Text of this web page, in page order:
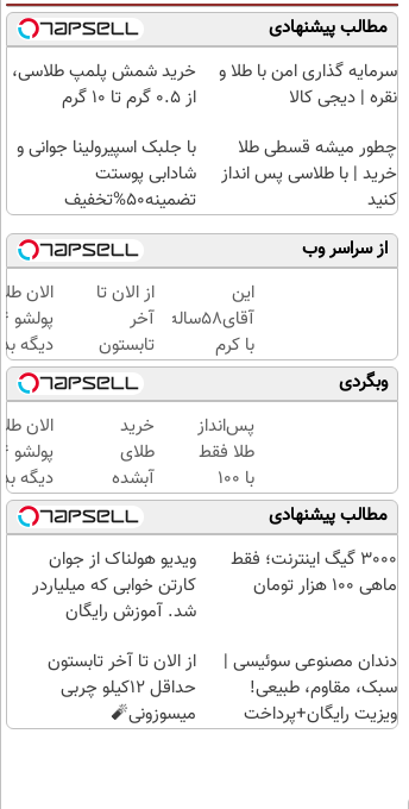
مطالب پیشنهادی
سرمایه گذاری امن با طلا و
نقره | دیجی کالا
خرید شمش پلمپ طلاسی،
از ۰.۵ گرم تا ۱۰ گرم
چطور میشه قسطی طلا
خرید | با طلاسی پس انداز
کنید
با جلبک اسپیرولینا جوانی و
شادابی پوستت
تضمینه50%تخفیف
از سراسر وب
این
آقای58ساله
با کرم
ضدچروک
جلبک10سال
جوان
شد(سفارش
با تخفیف)
از الان تا
آخر
تابستون
حداقل
12کیلو
چربی
میسوزونی
🧨
الان
دیگه
طلا با
بی‌بهره
وبگردی
پس‌انداز
طلا فقط
با ۱۰۰
هزارتومان
(امن و
راحت)
خرید
طلای
آبشده
حتی با
۱۰۰هزارتومان
الان
دیگه
طلا با
بی‌بهره
مطالب پیشنهادی
3000 گیگ اینترنت؛ فقط
ماهی 100 هزار تومان
ویدیو هولناک از جوان
کارتن خوابی که میلیاردر
شد. آموزش رایگان
دندان مصنوعی سوئیسی |
سبک، مقاوم، طبیعی!
ویزیت رایگان+پرداخت
از الان تا آخر تابستون
حداقل 12کیلو چربی
میسوزونی🧨